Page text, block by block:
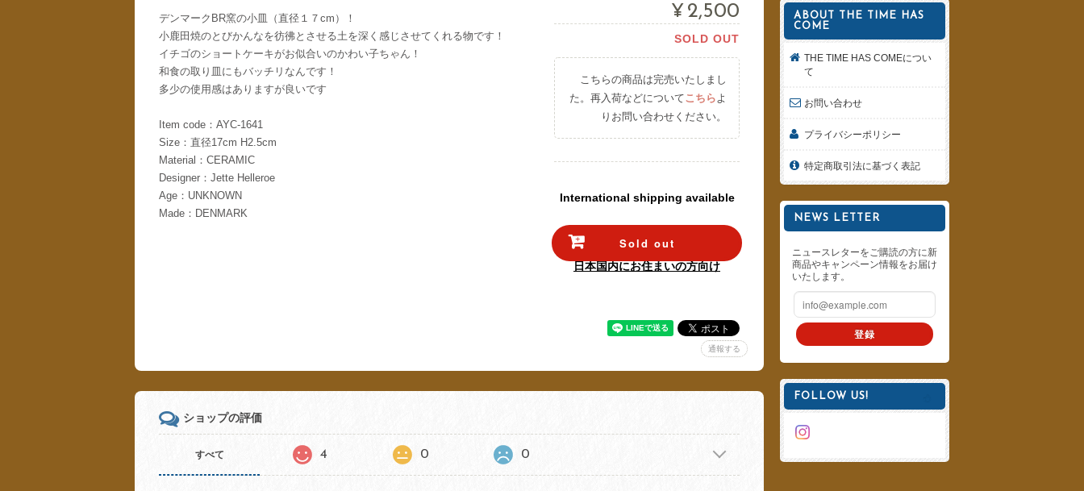
デンマークBR窯の小皿（直径１７cm）！
小鹿田焼のとびかんなを彷彿とさせる土を深く感じさせてくれる物です！
イチゴのショートケーキがお似合いのかわい子ちゃん！
和食の取り皿にもバッチリなんです！
多少の使用感はありますが良いです
Item code：AYC-1641
Size：直径17cm H2.5cm
Material：CERAMIC
Designer：Jette Helleroe
Age：UNKNOWN
Made：DENMARK
¥2,500
SOLD OUT
こちらの商品は完売いたしまし
た。再入荷などについてこちら よ
りお問い合わせください。
International shipping available
Sold out
日本国内にお住まいの方向け
通報する
ショップの評価
すべて 4 0 0
ABOUT THE TIME HAS
COME
THE TIME HAS COMEについ
て
お問い合わせ
プライバシーポリシー
特定商取引法に基づく表記
NEWS LETTER
ニュースレターをご購読の方に新
商品やキャンペーン情報をお届け
いたします。
登録
FOLLOW US!